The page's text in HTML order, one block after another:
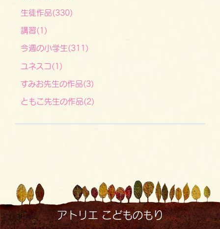
生徒作品(330)
講習(1)
今週の小学生(311)
ユネスコ(1)
すみお先生の作品(3)
ともこ先生の作品(2)
アトリエ こどものもり